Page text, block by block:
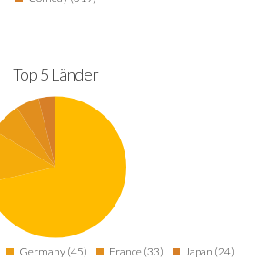
Top 5 Länder
Germany (45) France (33) Japan (24)